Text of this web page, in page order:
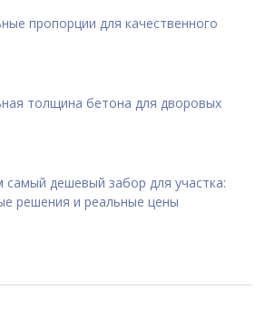
пропорции для качественного
толщина бетона для дворовых
дешевый забор для участка:
решения и реальные цены